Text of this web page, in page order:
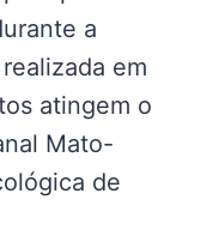
a
em
atingem o
Mato-
de